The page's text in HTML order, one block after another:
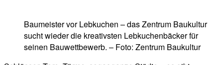
Baumeister vor Lebkuchen – das Zentrum Baukultur
sucht wieder die kreativsten Lebkuchenbäcker für
seinen Bauwettbewerb. – Foto: Zentrum Baukultur